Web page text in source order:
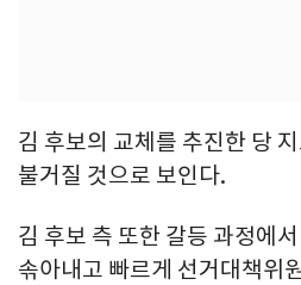
김 후보의 교체를 추진한 당
불거질 것으로 보인다.
김 후보 측 또한 갈등 과정에
솎아내고 빠르게 선거대책위